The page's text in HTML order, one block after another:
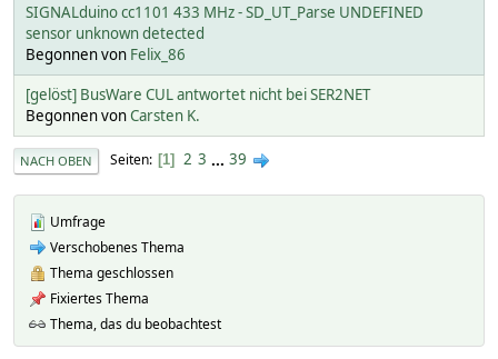
SIGNALduino cc1101 433 MHz - SD_UT_Parse UNDEFINED
sensor unknown detected
Begonnen von Felix_86
[gelöst] BusWare CUL antwortet nicht bei SER2NET
Begonnen vonCarsten K.
NACH OBEN Seiten 1 2 3 ... 39
Umfrage
Verschobenes Thema
Thema geschlossen
Fixiertes Thema
Thema, das du beobachtest